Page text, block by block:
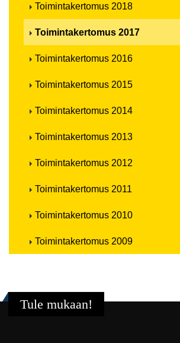
Toimintakertomus 2018
Toimintakertomus 2017
Toimintakertomus 2016
Toimintakertomus 2015
Toimintakertomus 2014
Toimintakertomus 2013
Toimintakertomus 2012
Toimintakertomus 2011
Toimintakertomus 2010
Toimintakertomus 2009
Tule mukaan!